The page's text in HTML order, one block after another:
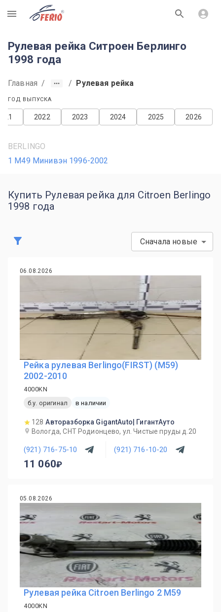
R
Рулевая рейка Ситроен Берлинго
1998 года
Главная / / Рулевая рейка
ГОД ВЫПУСКА
2026
2025
2024
2023
2022
BERLINGO
1 M49 Минивэн 1996-2002
Купить Рулевая рейка для Citroen Berlingo
1998 года
Сначала новые
06.08.2026
Рейка рулевая Berlingo(FIRST) (M59)
2002-2010
4000KN
б.у. оригинал
в наличии
128 Авторазборка GigantAuto| ГигантАуто
Вологда, СНТ Родионцево, ул. Чистые пруды д.20
(921) 716-75-10 (921) 716-10-20
11 060
05.08.2026
Рулевая рейка Citroen Berlingo 2 M59
4000KN